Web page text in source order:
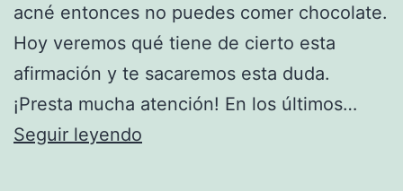
acné entonces no puedes comer chocolate.
Hoy veremos qué tiene de cierto esta
afirmación y te sacaremos esta duda.
¡Presta mucha atención! En los últimos…
Seguir leyendo